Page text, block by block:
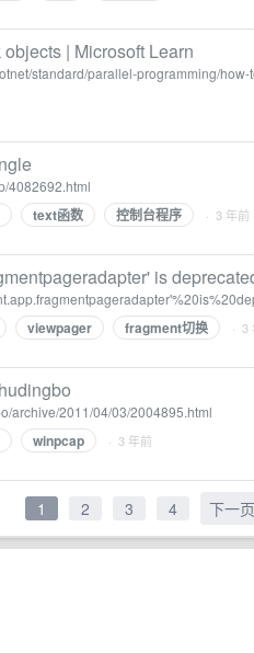
| Microsoft Learn
standard/parallel-programming/
4082692.html
text函数 控制台程序 · 3 年前
is
viewpager fragment切换 · 3
archive/2011/04/03/2004895.html
winpcap · 3 年前
1 2 3 4 下一页